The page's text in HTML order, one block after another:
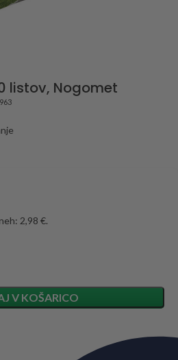
listov, Nogomet
2,98 €.
V KOŠARICO